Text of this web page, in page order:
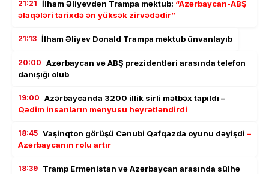
21:21 İlham Əliyevdən Trampa məktub: “Azərbaycan-ABŞ
əlaqələri tarixdə ən yüksək zirvədədir”
21:13 İlham Əliyev Donald Trampa məktub ünvanlayıb
20:00 Azərbaycan və ABŞ prezidentləri arasında telefon
danışığı olub
19:00 Azərbaycanda 3200 illik sirli mətbəx tapıldı –
Qədim insanların menyusu heyrətləndirdi
18:45 Vaşinqton görüşü Cənubi Qafqazda oyunu dəyişdi –
Azərbaycanın rolu artır
18:39 Tramp Ermənistan və Azərbaycan arasında sülhə